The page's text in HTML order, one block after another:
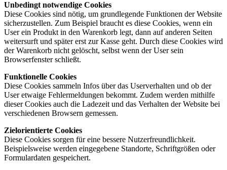
Unbedingt notwendige Cookies
Diese Cookies sind nötig, um grundlegende Funktionen der Website
sicherzustellen. Zum Beispiel braucht es diese Cookies, wenn ein
User ein Produkt in den Warenkorb legt, dann auf anderen Seiten
weitersurft und später erst zur Kasse geht. Durch diese Cookies wird
der Warenkorb nicht gelöscht, selbst wenn der User sein
Browserfenster schließt.
Funktionelle Cookies
Diese Cookies sammeln Infos über das Userverhalten und ob der
User etwaige Fehlermeldungen bekommt. Zudem werden mithilfe
dieser Cookies auch die Ladezeit und das Verhalten der Website bei
verschiedenen Browsern gemessen.
Zielorientierte Cookies
Diese Cookies sorgen für eine bessere Nutzerfreundlichkeit.
Beispielsweise werden eingegebene Standorte, Schriftgrößen oder
Formulardaten gespeichert.